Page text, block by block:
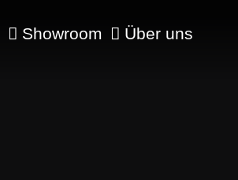
Showroom Über uns